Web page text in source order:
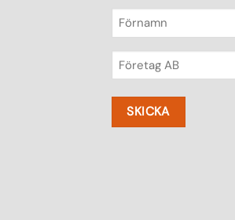
Förnamn
(Obligatoriskt)
Företag
(Obligatoriskt)